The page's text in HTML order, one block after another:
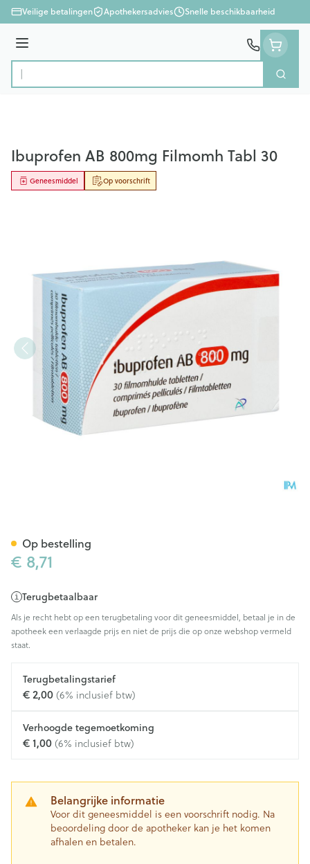
Ga naar de inhoud
Veilige betalingen Apothekersadvies Snelle beschikbaarheid
Menu
Product, merk, categorie...
Zoek
Ibuprofen AB 800mg Filmomh Tabl 30
Op voorschrift
Geneesmiddel
€ 8,71
Terugbetaalbaar
Als je recht hebt op een terugbetaling voor dit geneesmiddel, betaal je in de
apotheek een verlaagde prijs en niet de prijs die op onze webshop vermeld
staat.
Terugbetalingstarief
€ 2,00(6% inclusief btw)
Verhoogde tegemoetkoming
€ 1,00(6% inclusief btw)
Belangrijke informatie
Voor dit geneesmiddel is een voorschrift nodig. Na
beoordeling door de apotheker kan je het komen
afhalen en betalen.
Op bestelling